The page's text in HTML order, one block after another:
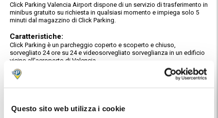
Questo sito web utilizza i cookie
Click Parking Valencia Airport dispone di un servizio di trasferimento in
minibus gratuito su richiesta in qualsiasi momento e impiega solo 5
minuti dal magazzino di Click Parking.
Caratteristiche:
Click Parking è un parcheggio coperto e scoperto e chiuso,
sorvegliato 24 ore su 24 e videosorvegliato sorveglianza in un edificio
vicino all'aeroporto di Valencia.
Se hai bisogno di viaggiare e vuoi lasciare la tua auto in un parcheggio
professionisti.